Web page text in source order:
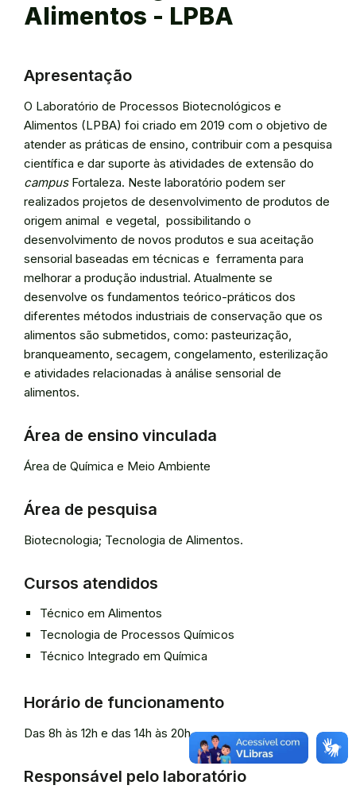
Alimentos - LPBA
Apresentação
O Laboratório de Processos Biotecnológicos e
Alimentos (LPBA) foi criado em 2019 com o objetivo de
atender as práticas de ensino, contribuir com a pesquisa
científica e dar suporte às atividades de extensão do
campusFortaleza. Neste laboratório podem ser
realizados projetos de desenvolvimento de produtos de
origem animal e vegetal, possibilitando o
desenvolvimento de novos produtos e sua aceitação
sensorial baseadas em técnicas e ferramenta para
melhorar a produção industrial. Atualmente se
desenvolve os fundamentos teórico-práticos dos
diferentes métodos industriais de conservação que os
alimentos são submetidos, como: pasteurização,
branqueamento, secagem, congelamento, esterilização
e atividades relacionadas à análise sensorial de
alimentos.
Área de ensino vinculada
Área de Química e Meio Ambiente
Área de pesquisa
Biotecnologia; Tecnologia de Alimentos.
Cursos atendidos
Técnico em Alimentos
Tecnologia de Processos Químicos
Técnico Integrado em Química
Horário de funcionamento
Das 8h às 12h e das 14h às 20h
Responsável pelo laboratório